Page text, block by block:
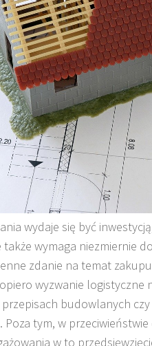
wydaje się być
wymaga niezmiernie
zdanie na temat
wyzwanie
budowlanych
tym, w
w to